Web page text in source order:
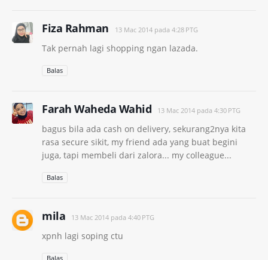
Fiza Rahman 13 Mac 2014 pada 4:28 PTG
Tak pernah lagi shopping ngan lazada.
Balas
Farah Waheda Wahid 13 Mac 2014 pada 4:30 PTG
bagus bila ada cash on delivery, sekurang2nya kita
rasa secure sikit, my friend ada yang buat begini
juga, tapi membeli dari zalora... my colleague...
Balas
mila 13 Mac 2014 pada 4:40 PTG
xpnh lagi soping ctu
Balas